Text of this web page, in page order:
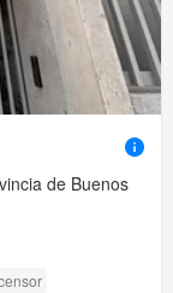
de Buenos